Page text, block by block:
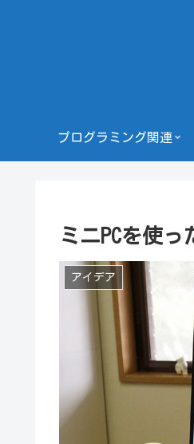
プログラミング関連
ミニPCを使
アイデア